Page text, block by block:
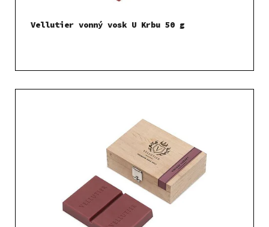
Vellutier vonný vosk U Krbu 50 g